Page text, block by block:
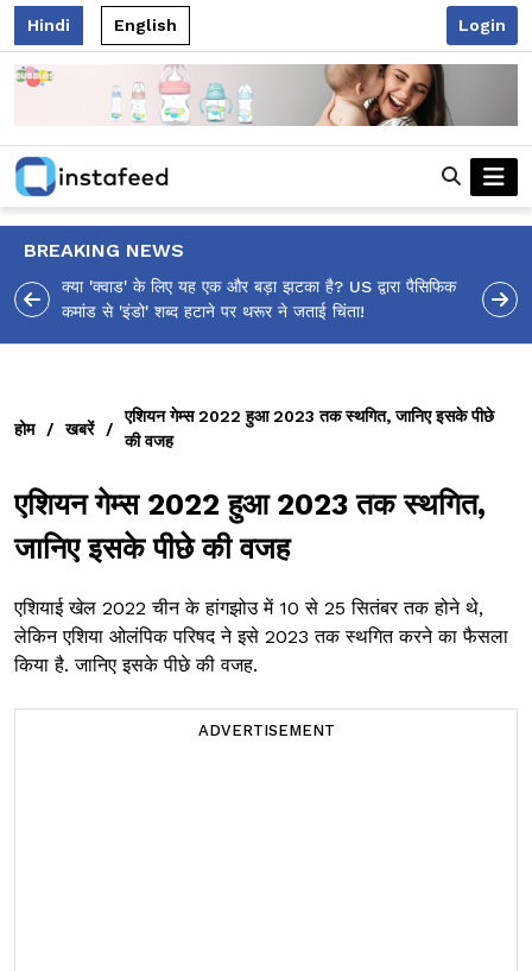
Hindi English Login
BREAKING NEWS
आलिया भट्ट का मज़ेदार 'शर्वरी कहाँ है?' पोस्ट, 'अल्फा' टीज़र पर
उठे सवालों का मज़ाकिया जवाब!
होम / खबरें /
एशियन गेम्स 2022 हुआ 2023 तक स्थगित, जानिए इसके पीछे
की वजह
एशियन गेम्स 2022 हुआ 2023 तक स्थगित,
जानिए इसके पीछे की वजह
एशियाई खेल 2022 चीन के हांगझोउ में 10 से 25 सितंबर तक होने थे,
लेकिन एशिया ओलंपिक परिषद ने इसे 2023 तक स्थगित करने का फैसला
किया है. जानिए इसके पीछे की वजह.
ADVERTISEMENT